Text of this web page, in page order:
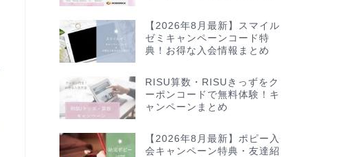
【2026年8月最新】スマイル
ゼミキャンペーンコード特
典！お得な入会情報まとめ
RISU算数・RISUきっずをク
ーポンコードで無料体験！キ
ャンペーンまとめ
【2026年8月最新】ポピー入
会キャンペーン特典・友達紹